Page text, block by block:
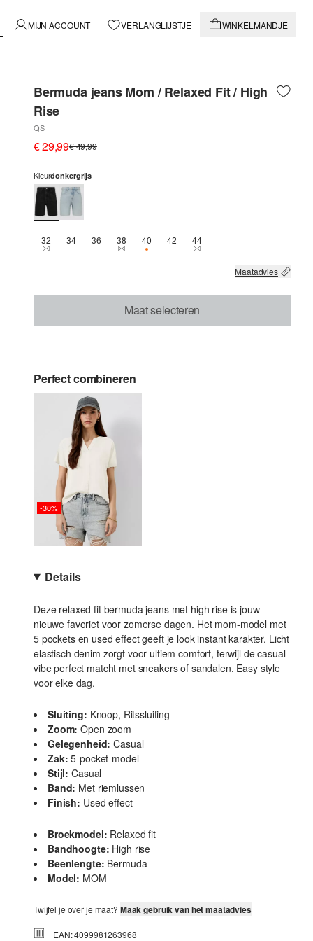
MIJN ACCOUNT VERLANGLIJSTJE WINKELMANDJE
Bermuda jeans Mom / Relaxed Fit / High
Rise
QS
€ 29,99€ 49,99
Kleurdonkergrijs
32THIS SIZE IS CURRENTLY OUT OF STOCK
34 36 38THIS SIZE IS CURRENTLY OUT OF STOCK
40NOG 2 BESCHIKBAAR
42 44THIS SIZE IS CURRENTLY
Maatadvies
Maat selecteren
Perfect combineren
-30%
Details
Deze relaxed fit bermuda jeans met high rise is jouw
nieuwe favoriet voor zomerse dagen. Het mom-model met
5 pockets en used effect geeft je look instant karakter. Licht
elastisch denim zorgt voor ultiem comfort, terwijl de casual
vibe perfect matcht met sneakers of sandalen. Easy style
voor elke dag.
Sluiting: Knoop, Ritssluiting
Zoom: Open zoom
Gelegenheid: Casual
Zak: 5-pocket-model
Stijl: Casual
Band: Met riemlussen
Finish: Used effect
Broekmodel: Relaxed fit
Bandhoogte: High rise
Beenlengte: Bermuda
Model: MOM
Twijfel je over je maat? Maak gebruik van het maatadvies
EAN: 4099981263968